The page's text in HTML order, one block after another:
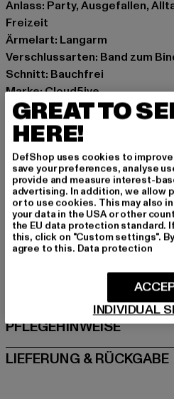
Anlass: Party, Ausgefallen,
Freizeit
Ärmelart: Langarm
Verschlussarten: Band zum
Schnitt: Bauchfrei
Marke: Cloud5ive
Kat.: Blusen
Farbe: beige
Hersteller Farbe: beige
Materialzusammensetzung:
Art.Nr: 21126138-00003
Hersteller: Bestseller
hamburg@bestseller.com
Modering 1,Haus A | 22457
GRÖSSE & PASSFORM
PFLEGEHINWEISE
LIEFERUNG & RÜCKGABE
GREAT TO
HERE!
DefShop uses cookies to
save your preferences, analyse
provide and measure interest-
advertising. In addition, we allow
or to use cookies. This may also
your data in the USA or other
the EU data protection standard.
this, click on "Custom settings".
agree to this. Data protection
INDIVIDUAL